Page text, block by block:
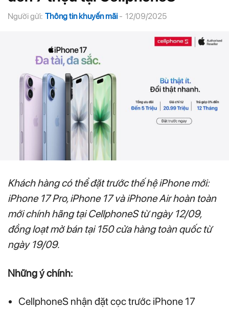
Người gửi: Thông tin khuyến mãi - 12/09/2025
Khách hàng có thể đặt trước thế hệ iPhone mới:
iPhone 17 Pro, iPhone 17 và iPhone Air hoàn toàn
mới chính hãng tại CellphoneS từ ngày 12/09,
đồng loạt mở bán tại 150 cửa hàng toàn quốc từ
ngày 19/09.
Những ý chính:
CellphoneS nhận đặt cọc trước iPhone 17